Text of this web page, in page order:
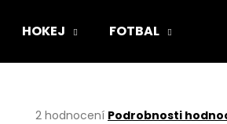
HOKEJ FOTBAL
Průměrné
2 hodnocení Podrobnosti